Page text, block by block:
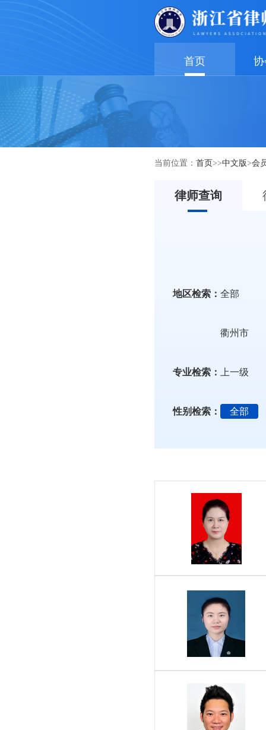
首页
当前位置： 首页>>中文版>会
律师查询
地区检索： 全部
衢州市
专业检索： 上一级
性别检索： 全部